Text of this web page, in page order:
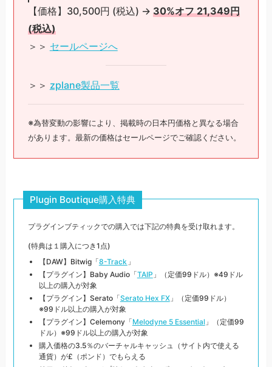
【価格】30,500円 (税込) → 30%オフ 21,349円
(税込)
＞＞ セールページへ
＞＞ zplane製品一覧
※為替変動の影響により、掲載時の日本円価格と異なる場合
があります。最新の価格はセールページでご確認ください。
Plugin Boutique購入特典
プラグインブティックでの購入では下記の特典を受け取れます。
(特典は１購入につき1点)
【DAW】Bitwig「8-Track 」
【プラグイン】Baby Audio「TAIP 」（定価99ドル）※49ドル
以上の購入が対象
【プラグイン】Serato「Serato Hex FX」（定価99ドル）
※99ドル以上の購入が対象
【プラグイン】Celemony「Melodyne 5 Essential」（定価99
ドル）※99ドル以上の購入が対象
購入価格の3.5％のバーチャルキャッシュ（サイト内で使える
通貨）が£（ポンド）でもらえる